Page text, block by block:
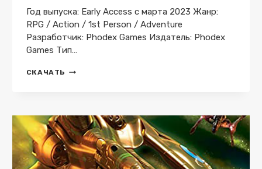
Год выпуска: Early Access с марта 2023 Жанр:
RPG / Action / 1st Person / Adventure
Разработчик: Phodex Games Издатель: Phodex
Games Тип…
СКАЧАТЬ RAIDBORN